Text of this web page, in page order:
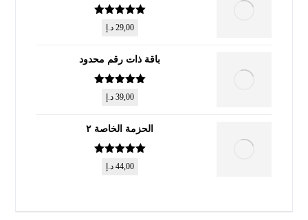
تم التقييم
من 5
29,00 د.إ
باقة ذات رقم محدود
تم التقييم
من 5
39,00 د.إ
الحزمة الخاصة ٢
تم التقييم
من 5
44,00 د.إ